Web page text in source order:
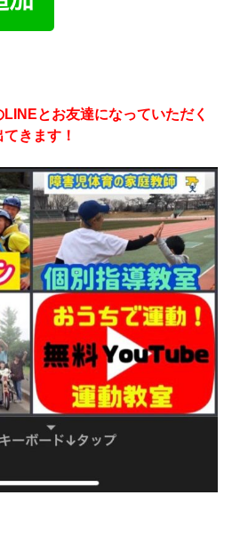
とお友達になっていただく
きます！